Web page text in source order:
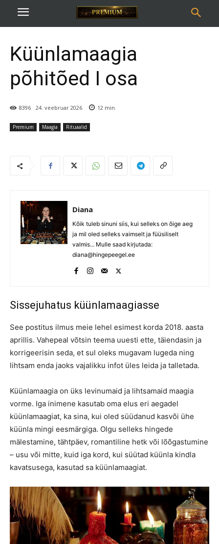
Küünlamaagia
põhitõed I osa
8396 24. veebruar 2026 12 min.
Premium Maagia Rituaalid
Diana
Kõik tuleb sinuni siis, kui selleks on õige aeg
ja mil oled selleks vaimselt ja füüsiliselt
valmis... Mulle saad kirjutada:
diana@hingepeegel.ee
Sissejuhatus küünlamaagiasse
See postitus ilmus meie lehel esimest korda 2018. aasta
aprillis. Vahepeal võtsin teema uuesti ette, täiendasin ja
korrigeerisin seda, et sul oleks mugavam lugeda ning
lihtsam enda jaoks vajalikku infot üles leida ja talletada.
Küünlamaagia on üks levinumaid ja lihtsamaid maagia
vorme. Iga inimene kasutab oma elus eri aegadel
küünlamaagiat, ka sina, kui oled süüdanud kasvõi ühe
küünla mingi eesmärgiga. Olgu selleks hingede
mälestamine, tähtpäev, romantiline hetk või lõõgastumine
– usu või mitte, kuid iga kord, kui süütad küünla kindla
kavatsusega, kasutad sa küünlamaagiat.